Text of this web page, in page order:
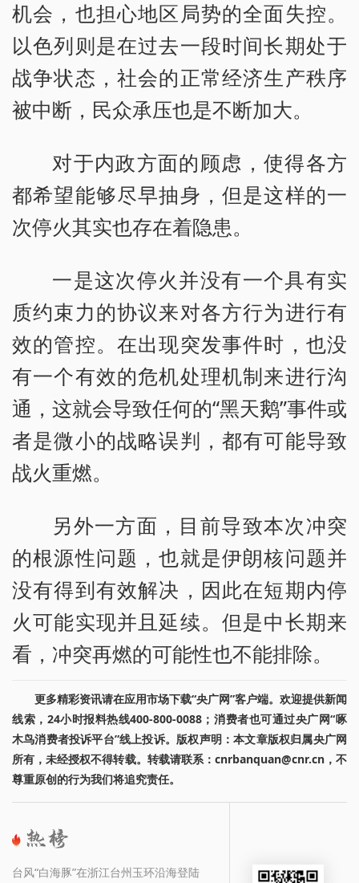
机会，也担心地区局势的全面失控。
以色列则是在过去一段时间长期处于
战争状态，社会的正常经济生产秩序
被中断，民众承压也是不断加大。
对于内政方面的顾虑，使得各方
都希望能够尽早抽身，但是这样的一
次停火其实也存在着隐患。
一是这次停火并没有一个具有实
质约束力的协议来对各方行为进行有
效的管控。在出现突发事件时，也没
有一个有效的危机处理机制来进行沟
通，这就会导致任何的“黑天鹅”事件或
者是微小的战略误判，都有可能导致
战火重燃。
另外一方面，目前导致本次冲突
的根源性问题，也就是伊朗核问题并
没有得到有效解决，因此在短期内停
火可能实现并且延续。但是中长期来
看，冲突再燃的可能性也不能排除。
更多精彩资讯请在应用市场下载“央广网”客户端。欢迎提供新闻
线索，24小时报料热线400-800-0088；消费者也可通过央广网“啄
木鸟消费者投诉平台”线上投诉。版权声明：本文章版权归属央广网
所有，未经授权不得转载。转载请联系：cnrbanquan@cnr.cn，不
尊重原创的行为我们将追究责任。
台风“白海豚”在浙江台州玉环沿海登陆